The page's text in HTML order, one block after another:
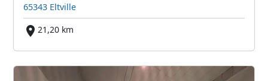
65343 Eltville
21,20 km